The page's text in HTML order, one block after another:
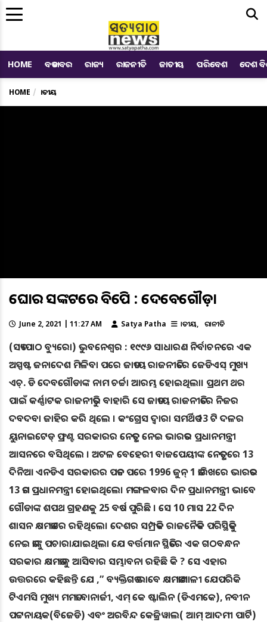
HOME ବଡ ଖବର ରାଜ୍ୟ ରାଜନୀତି ଜାତୀୟ ପରିବେଶ ଦେଶ
HOME ଜାତୀୟ
ଘୋର ସଙ୍କଟରେ ବିଜେପି : ଦେବେଗୌଡ଼ା
June 2, 2021 | 11:27 AM Satya Patha ଜାତୀୟ ରାଜନୀତି
(ସତ୍ୟପାଠ ବ୍ୟୁରୋ) ଭୁବନେଶ୍ୱର : ୧୯୯୬ ସାଧାରଣ ନିର୍ବାଚନରେ ଏକ
ଅସ୍ପଷ୍ଟ ଜନାଦେଶ ମିଳିବା ପରେ ଜାତୀୟ ରାଜନୀତିରେ ଜେଡିଏସ୍ ମୁଖ୍ୟ
ଏଚ୍. ଡି ଦେବଗୌଡାଙ୍କ ନାମ ଚର୍ଚ୍ଚା ଆରମ୍ଭ ହୋଇଥିଲା। ପ୍ରଥମ ଥର
ପାଇଁ କର୍ଣ୍ଣାଟକ ରାଜନୀତିରୁ ବାହାରି ସେ ଜାତୀୟ ରାଜନୀତିରେ ନିଜର
ଦବଦବା ଜାହିର କରି ଥିଲେ । କଂଗ୍ରେସ ଦ୍ୱାରା ସମର୍ଥିତ 13 ଟି ଦଳର
ୟୁନାଇଟେଡ୍ ଫ୍ରଣ୍ଟ ସରକାରର ନେତୃତ୍ୱ ନେଇ ଭାରତର ପ୍ରଧାନମନ୍ତ୍ରୀ
ଆସନରେ ବସିଥିଲେ । ଅଟଳ ବେହେରୀ ବାଜପେୟୀଙ୍କ ନେତୃତ୍ୱରେ 13
ଦିନିଆ ଏନଡିଏ ସରକାରର ପତନ ପରେ 1996 ଜୁନ୍ 1 ତାରିଖରେ ଭାରତର
13 ତମ ପ୍ରଧାନମନ୍ତ୍ରୀ ହୋଇଥିଲେ। ମଙ୍ଗଳବାର ଦିନ ପ୍ରଧାନମନ୍ତ୍ରୀ ଭାବେ
ଗୌଡାଙ୍କ ଶପଥ ଗ୍ରହଣକୁ 25 ବର୍ଷ ପୁରିଛି । ସେ 10 ମାସ 22 ଦିନ
ଶାସନ କ୍ଷମତାରେ ରହିଥିଲେ। ଦେଶର ସମ୍ପ୍ରତିକ ରାଜନୈତିକ ପରିସ୍ଥିତିକୁ
ନେଇ ତାଙ୍କୁ ପଚାରାଯାଇଥିଲା ଯେ ବର୍ତ୍ତମାନ ସ୍ଥିତିରେ ଏକ ଗଠବନ୍ଧନ
ସରକାର କ୍ଷମତାକୁ ଆସିବାର ସମ୍ଭାବନା ରହିଛି କି ? ସେ ଏହାର
ଉତ୍ତରରେ କହିଛନ୍ତି ଯେ ,” ବ୍ୟକ୍ତିଗତ ଭାବେ କ୍ଷମତାଶାଳୀ ଯେପରିକି
ଟିଏମସି ମୁଖ୍ୟ ମମତା ବାନାର୍ଜୀ, ଏମ୍ କେ ଷ୍ଟାଲିନ (ଡିଏମକେ), ନବୀନ
ପଟ୍ଟନାୟକ(ବିଜେଡି) ଏବଂ ଅରବିନ୍ଦ କେଜ୍ରିୱାଲ( ଆମ୍ ଆଦମୀ ପାର୍ଟି)